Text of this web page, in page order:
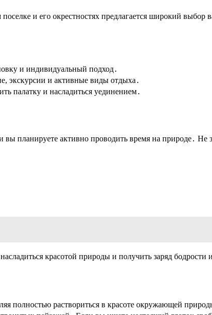
и его окрестностях предлагается широкий выбор
и индивидуальный подход․
экскурсии и активные виды отдыха․
палатку и насладиться уединением․
планируете активно проводить время на природе․ Не
красотой природы и получить заряд
полностью раствориться в красоте окружающей